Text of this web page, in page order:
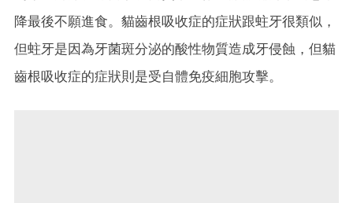
降最後不願進食。貓齒根吸收症的症狀跟蛀牙很類似，
但蛀牙是因為牙菌斑分泌的酸性物質造成牙侵蝕，但貓
齒根吸收症的症狀則是受自體免疫細胞攻擊。